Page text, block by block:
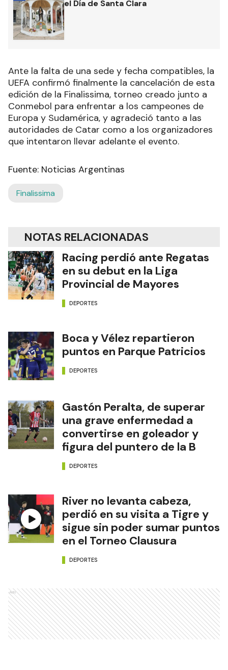
el Día de Santa Clara
Ante la falta de una sede y fecha compatibles, la
UEFA confirmó finalmente la cancelación de esta
edición de la Finalissima, torneo creado junto a
Conmebol para enfrentar a los campeones de
Europa y Sudamérica, y agradeció tanto a las
autoridades de Catar como a los organizadores
que intentaron llevar adelante el evento.
Fuente: Noticias Argentinas
Finalissima
NOTAS RELACIONADAS
Racing perdió ante Regatas
en su debut en la Liga
Provincial de Mayores
DEPORTES
Boca y Vélez repartieron
puntos en Parque Patricios
DEPORTES
Gastón Peralta, de superar
una grave enfermedad a
convertirse en goleador y
figura del puntero de la B
DEPORTES
River no levanta cabeza,
perdió en su visita a Tigre y
sigue sin poder sumar puntos
en el Torneo Clausura
DEPORTES
Ads